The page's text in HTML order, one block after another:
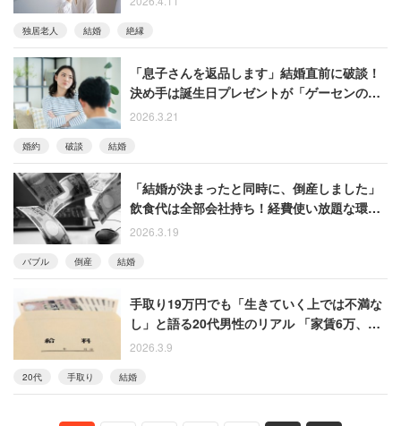
独居老人 結婚 絶縁
「息子さんを返品します」結婚直前に破談！
決め手は誕生日プレゼントが「ゲーセンのフ
ィギュア」、一方で母親には「3万円」のバッ
2026.3.21
婚約 破談 結婚
「結婚が決まったと同時に、倒産しました」
飲食代は全部会社持ち！経費使い放題な環境
で働いていた男性の回想
2026.3.19
バブル 倒産 結婚
手取り19万円でも「生きていく上では不満な
し」と語る20代男性のリアル 「家賃6万、車
ローン1万、通信費5000円……」
2026.3.9
20代 手取り 結婚